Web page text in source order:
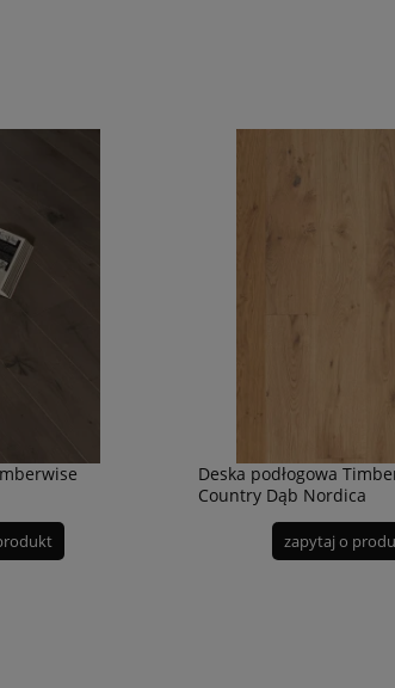
Deska podłogowa
Country Dąb Nordica
zapytaj o